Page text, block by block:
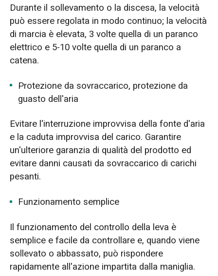
Durante il sollevamento o la discesa, la velocità
può essere regolata in modo continuo; la velocità
di marcia è elevata, 3 volte quella di un paranco
elettrico e 5-10 volte quella di un paranco a
catena.
Protezione da sovraccarico, protezione da
guasto dell'aria
Evitare l'interruzione improvvisa della fonte d'aria
e la caduta improvvisa del carico. Garantire
un'ulteriore garanzia di qualità del prodotto ed
evitare danni causati da sovraccarico di carichi
pesanti.
Funzionamento semplice
Il funzionamento del controllo della leva è
semplice e facile da controllare e, quando viene
sollevato o abbassato, può rispondere
rapidamente all'azione impartita dalla maniglia.